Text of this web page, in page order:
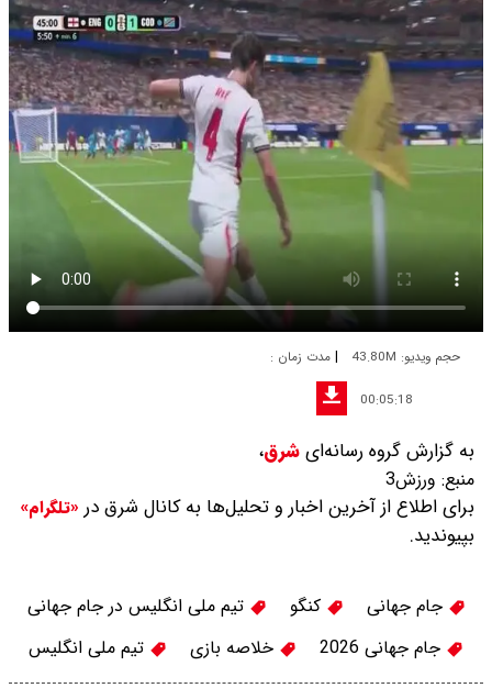
حجم ویدیو: 43.80M |مدت زمان :
00:05:18
به گزارش گروه رسانه‌ایشرق،
منبع: ورزش3
برای اطلاع از آخرین اخبار و تحلیل‌ها به کانال شرق در «تلگرام»
بپیوندید.
جام جهانی کنگو
تیم ملی انگلیس در جام جهانی
جام جهانی 2026
خلاصه بازی تیم ملی انگلیس